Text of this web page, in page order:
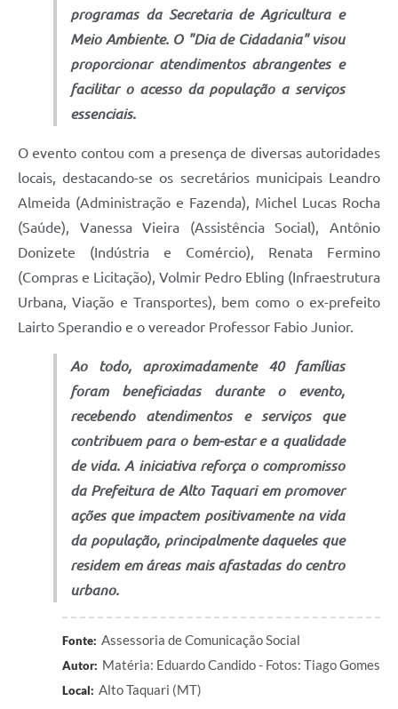
programas da Secretaria de Agricultura e
Meio Ambiente. O "Dia de Cidadania" visou
proporcionar atendimentos abrangentes e
facilitar o acesso da população a serviços
essenciais.
O evento contou com a presença de diversas autoridades
locais, destacando-se os secretários municipais Leandro
Almeida (Administração e Fazenda), Michel Lucas Rocha
(Saúde), Vanessa Vieira (Assistência Social), Antônio
Donizete (Indústria e Comércio), Renata Fermino
(Compras e Licitação), Volmir Pedro Ebling (Infraestrutura
Urbana, Viação e Transportes), bem como o ex-prefeito
Lairto Sperandio e o vereador Professor Fabio Junior.
Ao todo, aproximadamente 40 famílias
foram beneficiadas durante o evento,
recebendo atendimentos e serviços que
contribuem para o bem-estar e a qualidade
de vida. A iniciativa reforça o compromisso
da Prefeitura de Alto Taquari em promover
ações que impactem positivamente na vida
da população, principalmente daqueles que
residem em áreas mais afastadas do centro
urbano.
Fonte: Assessoria de Comunicação Social
Autor: Matéria: Eduardo Candido - Fotos: Tiago Gomes
Local: Alto Taquari (MT)